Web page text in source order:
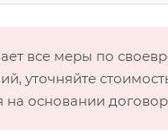
все меры по
уточняйте стоимость
на основании